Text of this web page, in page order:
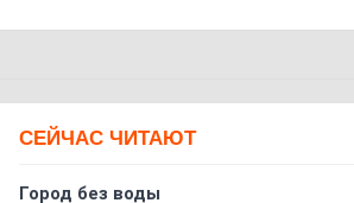
СЕЙЧАС ЧИТАЮТ
Город без воды